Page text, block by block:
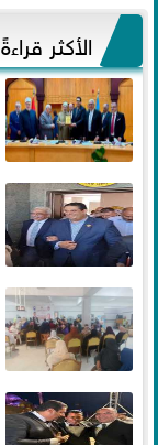
الأكثر قراءةً